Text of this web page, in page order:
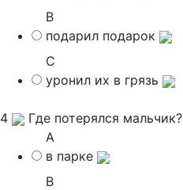
B
подарил подарок
C
уронил их в грязь
4
Где потерялся мальчик?
A
в парке
B